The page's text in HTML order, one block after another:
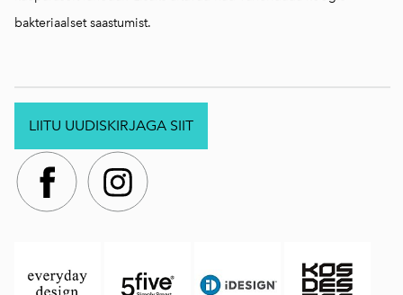
bakteriaalset saastumist.
LIITU UUDISKIRJAGA SIIT